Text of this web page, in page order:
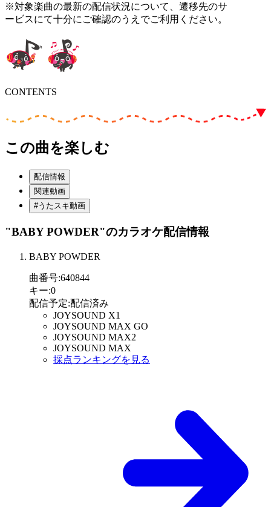
※対象楽曲の最新の配信状況について、遷移先のサ
ービスにて十分にご確認のうえでご利用ください。
CONTENTS
この曲を楽しむ
配信情報
関連動画
#うたスキ動画
"BABY POWDER"のカラオケ配信情報
BABY POWDER
曲番号:640844
キー:0
配信予定:配信済み
JOYSOUND X1
JOYSOUND MAX GO
JOYSOUND MAX2
JOYSOUND MAX
採点ランキングを見る